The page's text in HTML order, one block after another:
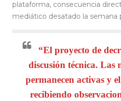
plataforma, consecuencia
mediático desatado la semana
“El proyecto de
discusión técnica. Las
permanecen activas y
recibiendo